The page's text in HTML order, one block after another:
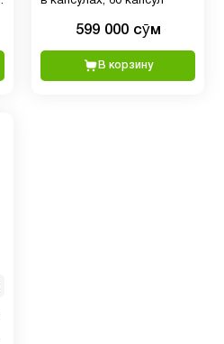
599 000 сӯм
В корзину